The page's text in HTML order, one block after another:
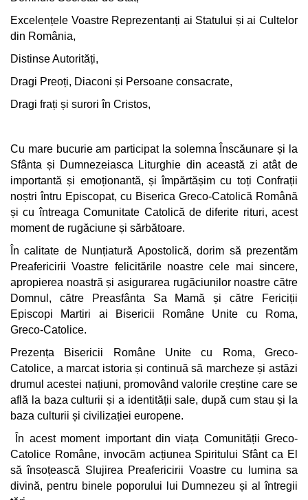
Excelențele Voastre Reprezentanți ai Statului și ai Cultelor
din România,
Distinse Autorități,
Dragi Preoți, Diaconi și Persoane consacrate,
Dragi frați și surori în Cristos,
Cu mare bucurie am participat la solemna Înscăunare și la
Sfânta și Dumnezeiasca Liturghie din această zi atât de
importantă și emoționantă, și împărtășim cu toți Confrații
noștri întru Episcopat, cu Biserica Greco-Catolică Română
și cu întreaga Comunitate Catolică de diferite rituri, acest
moment de rugăciune și sărbătoare.
În calitate de Nunțiatură Apostolică, dorim să prezentăm
Preafericirii Voastre felicitările noastre cele mai sincere,
apropierea noastră și asigurarea rugăciunilor noastre către
Domnul, către Preasfânta Sa Mamă și către Fericiții
Episcopi Martiri ai Bisericii Române Unite cu Roma,
Greco-Catolice.
Prezența Bisericii Române Unite cu Roma, Greco-
Catolice, a marcat istoria și continuă să marcheze și astăzi
drumul acestei națiuni, promovând valorile creștine care se
află la baza culturii și a identității sale, după cum stau și la
baza culturii și civilizației europene.
În acest moment important din viața Comunității Greco-
Catolice Române, invocăm acțiunea Spiritului Sfânt ca El
să însoțească Slujirea Preafericirii Voastre cu lumina sa
divină, pentru binele poporului lui Dumnezeu și al întregii